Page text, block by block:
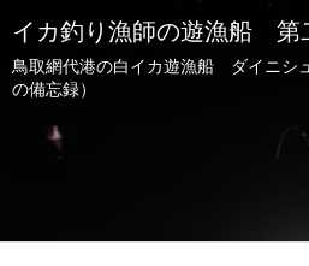
イカ釣り漁師の遊漁船 第
鳥取網代港の白イカ遊漁船 ダイニシ
の備忘録）